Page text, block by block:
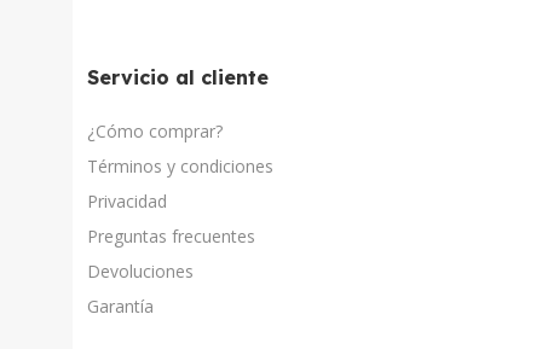
Servicio al cliente
¿Cómo comprar?
Términos y condiciones
Privacidad
Preguntas frecuentes
Devoluciones
Garantía